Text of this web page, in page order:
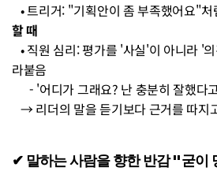
• 트리거: "기획안이 좀 부족했어요"
할 때
   • 직원 심리: 평가를 '사실'이 아니라 '의견'으로 듣고, 반박이 따
라붙음
- '어디가 그래요? 난 충분히 잘했
→ 리더의 말을 듣기보다 근거를 따지
✔︎ 말하는 사람을 향한 반감 "굳이